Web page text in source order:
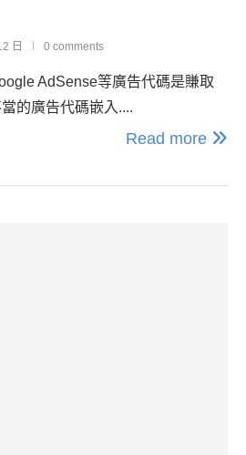
日 0 comments
AdSense等廣告代碼是賺取
的廣告代碼嵌入....
Read more